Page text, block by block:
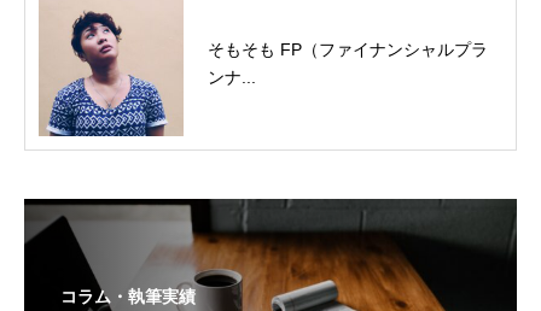
そもそも FP（ファイナンシャルプラ
ンナ...
コラム・執筆実績